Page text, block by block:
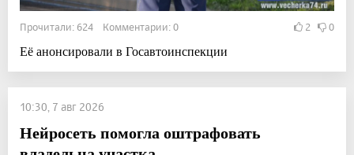
Прочитали: 624 Комментарии: 0 2 0
Её анонсировали в Госавтоинспекции
10:30, 7 авг 2026
Нейросеть помогла оштрафовать